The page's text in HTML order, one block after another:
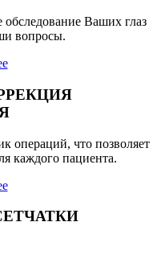
Ваших глаз
вопросы.
операций, что позволяет
каждого пациента.